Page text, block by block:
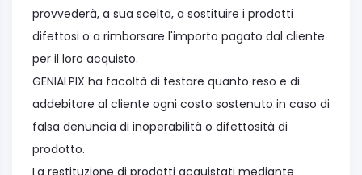
provvederà, a sua scelta, a sostituire i prodotti
difettosi o a rimborsare l'importo pagato dal cliente
per il loro acquisto.
GENIALPIX ha facoltà di testare quanto reso e di
addebitare al cliente ogni costo sostenuto in caso di
falsa denuncia di inoperabilità o difettosità di
prodotto.
La restituzione di prodotti acquistati mediante